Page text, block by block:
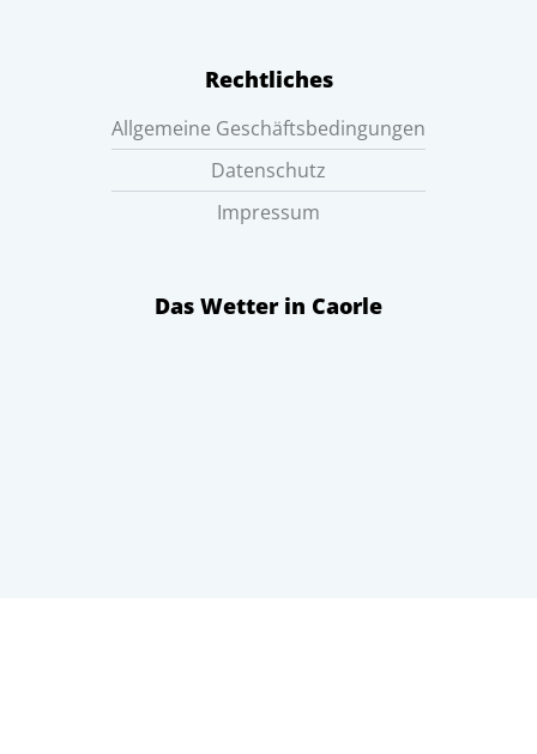
Rechtliches
Allgemeine Geschäftsbedingungen
Datenschutz
Impressum
Das Wetter in Caorle